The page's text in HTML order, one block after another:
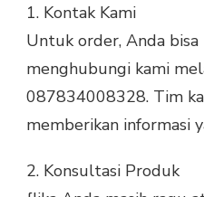
1. Kontak Kami
Untuk order, Anda bisa
menghubungi kami
087834008328. Tim
memberikan informasi
2. Konsultasi Produk